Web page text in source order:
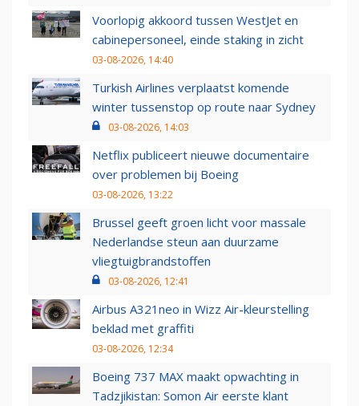
Voorlopig akkoord tussen WestJet en
cabinepersoneel, einde staking in zicht
03-08-2026, 14:40
Turkish Airlines verplaatst komende
winter tussenstop op route naar Sydney
03-08-2026, 14:03
Netflix publiceert nieuwe documentaire
over problemen bij Boeing
03-08-2026, 13:22
Brussel geeft groen licht voor massale
Nederlandse steun aan duurzame
vliegtuigbrandstoffen
03-08-2026, 12:41
Airbus A321neo in Wizz Air-kleurstelling
beklad met graffiti
03-08-2026, 12:34
Boeing 737 MAX maakt opwachting in
Tadzjikistan: Somon Air eerste klant